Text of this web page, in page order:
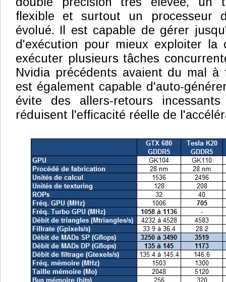
flexible et surtout un processeur
évolué. Il est capable de gérer
d'exécution pour mieux exploiter la
exécuter plusieurs tâches
Nvidia précédents avaient du mal
est également capable d'auto-
évite des allers-retours
réduisent l'efficacité réelle de